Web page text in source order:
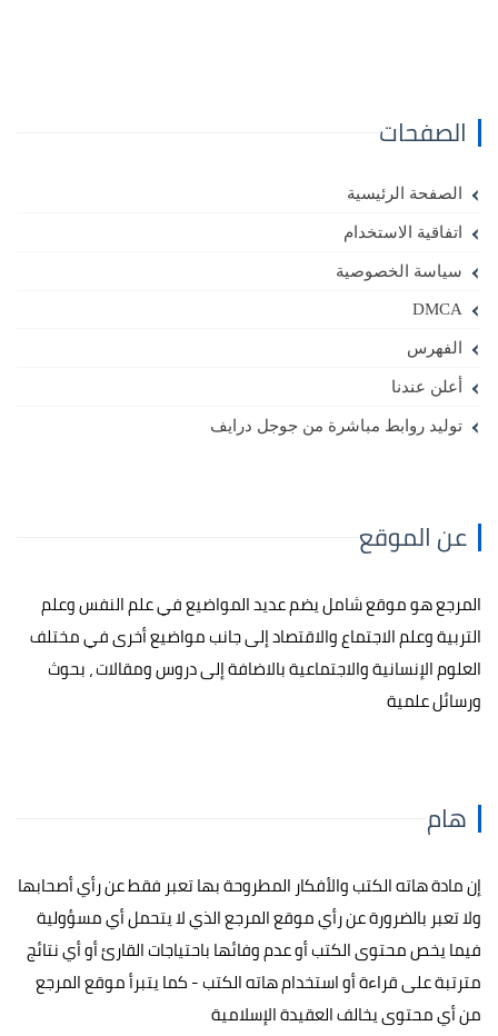
الصفحات
الصفحة الرئيسية
اتفاقية الاستخدام
سياسة الخصوصية
DMCA
الفهرس
أعلن عندنا
توليد روابط مباشرة من جوجل درايف
عن الموقع
المرجع هو موقع شامل يضم عديد المواضيع في علم النفس وعلم
التربية وعلم الاجتماع والاقتصاد إلى جانب مواضيع أخرى في مختلف
العلوم الإنسانية والاجتماعية بالاضافة إلى دروس ومقالات ، بحوث
ورسائل علمية
هام
إن مادة هاته الكتب والأفكار المطروحة بها تعبر فقط عن رأي أصحابها
ولا تعبر بالضرورة عن رأي موقع المرجع الذي لا يتحمل أي مسؤولية
فيما يخص محتوى الكتب أو عدم وفائها باحتياجات القارئ أو أي نتائج
مترتبة على قراءة أو استخدام هاته الكتب - كما يتبرأ موقع المرجع
من أي محتوى يخالف العقيدة الإسلامية